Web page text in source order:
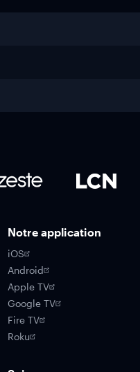
Notre application
iOS
Android
Apple TV
Google TV
Fire TV
Roku